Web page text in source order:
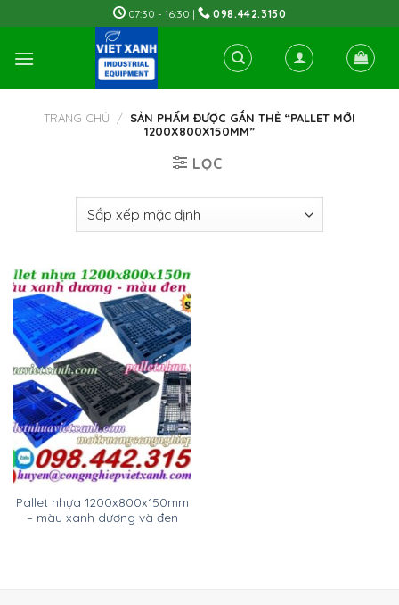
to
content
07:30 - 16:30 | 098.442.3150
TRANG CHỦ / SẢN PHẨM ĐƯỢC GẮN THẺ “PALLET MỚI
1200X800X150MM”
LỌC
Pallet nhựa 1200x800x150mm
– màu xanh dương và đen